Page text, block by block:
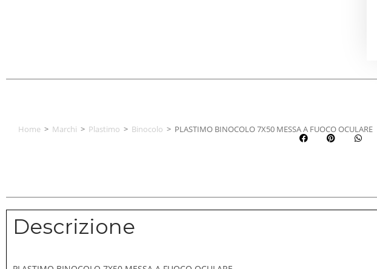
Home > Marchi > Plastimo > Binocolo > PLASTIMO BINOCOLO 7X50 MESSA A FUOCO OCULARE
Descrizione